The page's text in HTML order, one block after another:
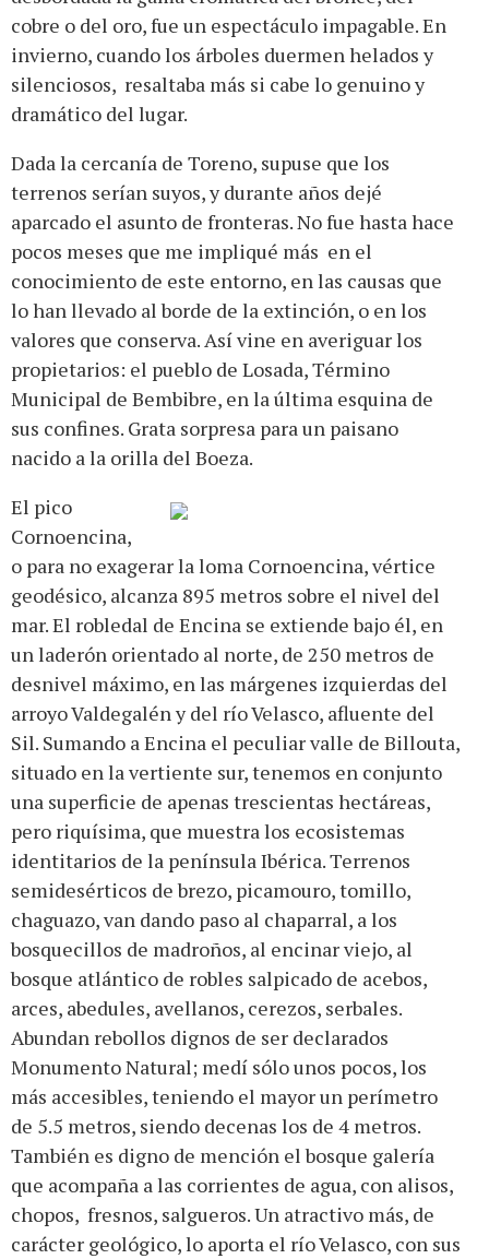
cobre o del oro, fue un espectáculo impagable. En
invierno, cuando los árboles duermen helados y
silenciosos, resaltaba más si cabe lo genuino y
dramático del lugar.
Dada la cercanía de Toreno, supuse que los
terrenos serían suyos, y durante años dejé
aparcado el asunto de fronteras. No fue hasta hace
pocos meses que me impliqué más en el
conocimiento de este entorno, en las causas que
lo han llevado al borde de la extinción, o en los
valores que conserva. Así vine en averiguar los
propietarios: el pueblo de Losada, Término
Municipal de Bembibre, en la última esquina de
sus confines. Grata sorpresa para un paisano
nacido a la orilla del Boeza.
El pico
Cornoencina,
o para no exagerar la loma Cornoencina, vértice
geodésico, alcanza 895 metros sobre el nivel del
mar. El robledal de Encina se extiende bajo él, en
un laderón orientado al norte, de 250 metros de
desnivel máximo, en las márgenes izquierdas del
arroyo Valdegalén y del río Velasco, afluente del
Sil. Sumando a Encina el peculiar valle de Billouta,
situado en la vertiente sur, tenemos en conjunto
una superficie de apenas trescientas hectáreas,
pero riquísima, que muestra los ecosistemas
identitarios de la península Ibérica. Terrenos
semidesérticos de brezo, picamouro, tomillo,
chaguazo, van dando paso al chaparral, a los
bosquecillos de madroños, al encinar viejo, al
bosque atlántico de robles salpicado de acebos,
arces, abedules, avellanos, cerezos, serbales.
Abundan rebollos dignos de ser declarados
Monumento Natural; medí sólo unos pocos, los
más accesibles, teniendo el mayor un perímetro
de 5.5 metros, siendo decenas los de 4 metros.
También es digno de mención el bosque galería
que acompaña a las corrientes de agua, con alisos,
chopos, fresnos, salgueros. Un atractivo más, de
carácter geológico, lo aporta el río Velasco, con sus